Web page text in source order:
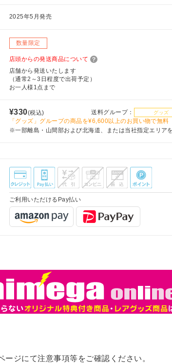
2025年5月発売
数量限定
店頭からの発送商品について
店舗から発送いたします
（通常2～3日程度で出荷予定）
お一人様1点まで
¥330(税込) 送料グループ： グッズ
「グッズ」グループの商品を¥6,600以上のお買い物で無料
※一部離島・山間部および北海道、または当社指定エリア
ご利用いただけるPay払い
ージにて注意事項等をご確認ください。